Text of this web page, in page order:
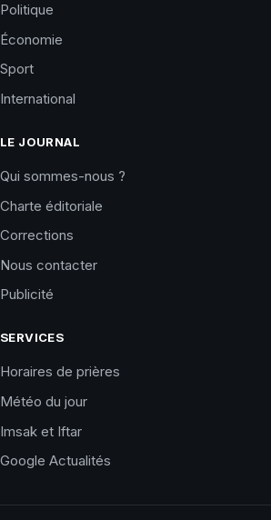
Politique
Économie
Sport
International
LE JOURNAL
Qui sommes-nous ?
Charte éditoriale
Corrections
Nous contacter
Publicité
SERVICES
Horaires de prières
Météo du jour
Imsak et Iftar
Google Actualités